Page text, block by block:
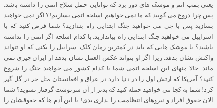
یعنی بمب اتم و موشک های دور برد که توانایی حمل سلاح اتمی را داشته باشد
پس چرا دروغ می گویید که ما نمی خواهیم اسلحه اتمی بسازیم !؟ اگر نمی خواهید
بسازید پس با چی می خواهید جنگ ابتدایی راه بندازید؟ شما فرض کنید که با
اسراییل می خواهید جنگ ابتدایی راه بیاندازید با کدام اسلحه اگر اتمی را نداشته
باشید؟ با موشک هایی که باید در کمترین زمان کلک اسراییل را بکنی که او تنواند
واکنش نشان بدهد .زیرا اگر او بتواند عکس العمل نشان بدهد از ایران چیزی نمی
ماند
حالا منهای این اسلحه اتمی شما با کدام کشور می خواهید جنگ را شروع
کنید؟ آمریکا که ارتش اول را در دنیا دارد در عراق و افغانستان مثل خر در گل گیر
کرد ! شما به کجا می خواهید حمله کنید که بدتر از آن سرنوشت گرفتار نشوید؟ شما
الان حقوق افراد و نیروهای انتظامیت را نداری بدی! با این آدم ها که حقوقشان را